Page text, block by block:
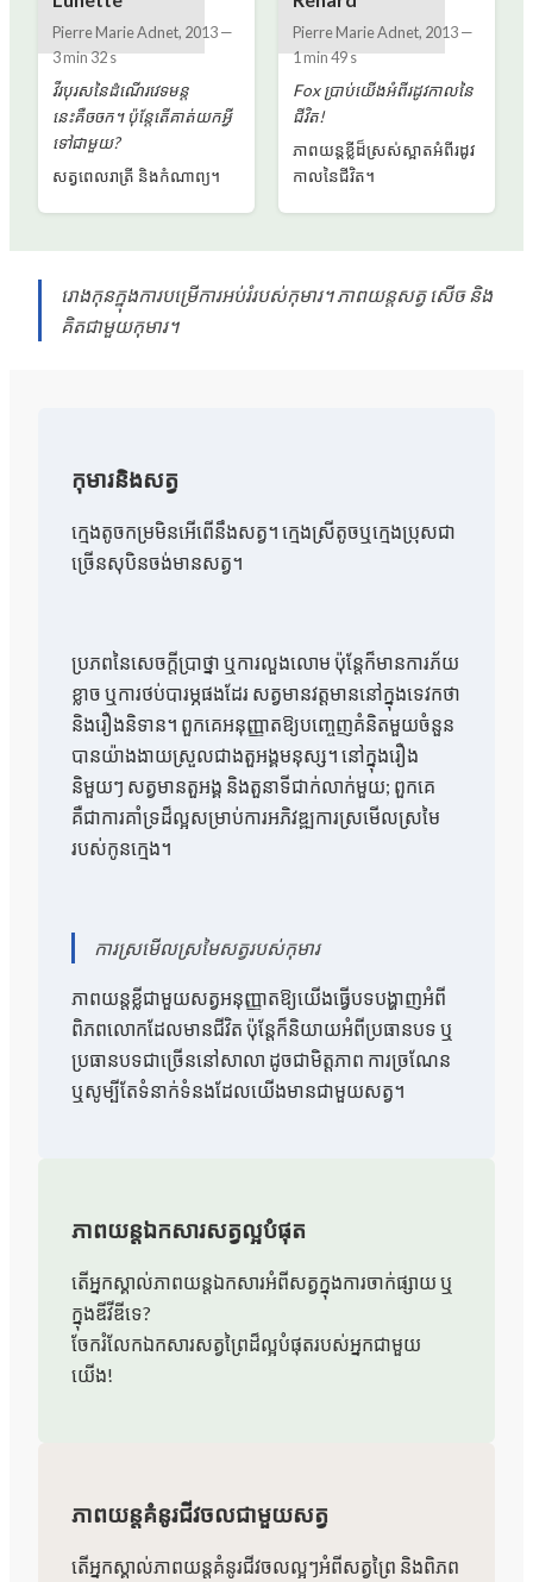
Pierre Marie Adnet, 2013—
3 min 32 s
វីរបុរសនៃដំណើរវេទមន្ត
នេះគឺចចក។ ប៉ុន្តែតើគាត់យកអ្វី
ទៅជាមួយ?
សត្វពេលរាត្រី និងកំណាព្យ។
Pierre Marie Adnet, 2013—
1 min 49 s
Fox ប្រាប់យើងអំពីរដូវកាលនៃ
ជីវិត!
ភាពយន្តខ្លីដ៏ស្រស់ស្អាតអំពីរដូវ
កាលនៃជីវិត។
រោងកុនក្នុងការបម្រើការអប់រំរបស់កុមារ។ ភាពយន្តសត្វ សើច និង
គិតជាមួយកុមារ។
កុមារនិងសត្វ
ក្មេងតូចកម្រមិនអើពើនឹងសត្វ។ ក្មេងស្រីតូចឬក្មេងប្រុសជា
ច្រើនសុបិនចង់មានសត្វ។
ប្រភពនៃសេចក្តីប្រាថ្នា ឬការលួងលោម ប៉ុន្តែក៏មានការភ័យ
ខ្លាច ឬការថប់បារម្ភផងដែរ សត្វមានវត្តមាននៅក្នុងទេវកថា
និងរឿងនិទាន។ ពួកគេអនុញ្ញាតឱ្យបញ្ចេញគំនិតមួយចំនួន
បានយ៉ាងងាយស្រួលជាងតួអង្គមនុស្ស។ នៅក្នុងរឿង
និមួយៗ សត្វមានតួអង្គ និងតួនាទីជាក់លាក់មួយ; ពួកគេ
គឺជាការគាំទ្រដ៏ល្អសម្រាប់ការអភិវឌ្ឍការស្រមើលស្រមៃ
របស់កូនក្មេង។
ការស្រមើលស្រមៃសត្វរបស់កុមារ
ភាពយន្តខ្លីជាមួយសត្វអនុញ្ញាតឱ្យយើងធ្វើបទបង្ហាញអំពី
ពិភពលោកដែលមានជីវិត ប៉ុន្តែក៏និយាយអំពីប្រធានបទ ឬ
ប្រធានបទជាច្រើននៅសាលា ដូចជាមិត្តភាព ការច្រណែន
ឬសូម្បីតែទំនាក់ទំនងដែលយើងមានជាមួយសត្វ។
ភាពយន្តឯកសារសត្វល្អបំផុត
តើ​អ្នក​ស្គាល់​ភាពយន្ត​ឯកសារ​អំពី​សត្វ​ក្នុង​ការ​ចាក់​ផ្សាយ ឬ​
ក្នុង​ឌីវីឌី​ទេ?
ចែករំលែកឯកសារសត្វព្រៃដ៏ល្អបំផុតរបស់អ្នកជាមួយ
យើង!
ភាពយន្តគំនូរជីវចលជាមួយសត្វ
តើអ្នកស្គាល់ភាពយន្តគំនូរជីវចលល្អៗអំពីសត្វព្រៃ និងពិភព